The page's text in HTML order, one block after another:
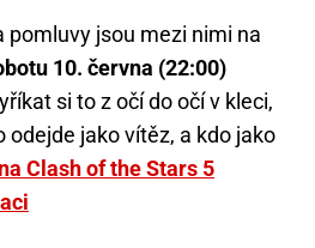
pomluvy jsou mezi nimi na
10. června (22:00)
si to z očí do očí v kleci,
odejde jako vítěz, a kdo jako
Clash of the Stars 5